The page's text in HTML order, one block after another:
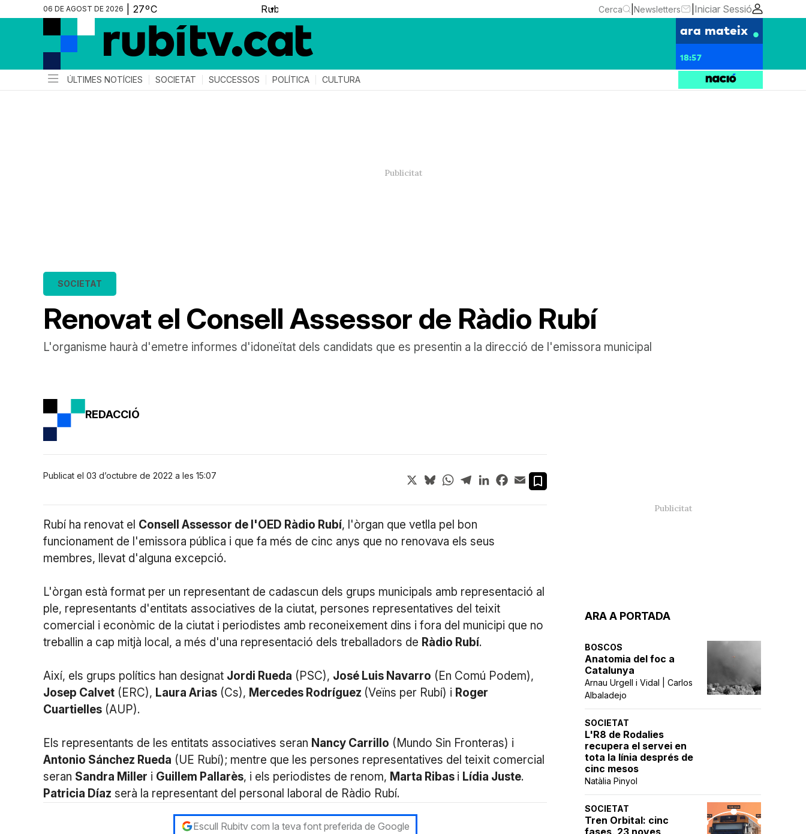
06 DE AGOST DE 2026 ▼ Cerca Newsletters Iniciar Sessió
ara mateix
18:57
ÚLTIMES NOTÍCIES SOCIETAT SUCCESSOS POLÍTICA CULTURA
Renovat el Consell Assessor de Ràdio Rubí
SOCIETAT
L'organisme haurà d'emetre informes d'idoneïtat dels candidats que es presentin a la direcció de l'emissora municipal
ARA A PORTADA
BOSCOS
Anatomia del foc a
Catalunya
Arnau Urgell i Vidal | Carlos
Albaladejo
SOCIETAT
L'R8 de Rodalies
recupera el servei en
tota la línia després de
cinc mesos
Natàlia Pinyol
SOCIETAT
Tren Orbital: cinc
fases, 23 noves
REDACCIÓ
Publicat el 03 d’octubre de 2022 a les 15:07 X BlueskyWhatsApp
TelegramLinkedInFacebook
Email
Rubí ha renovat el Consell Assessor de l'OED Ràdio Rubí, l'òrgan que vetlla pel bon
funcionament de l'emissora pública i que fa més de cinc anys que no renovava els seus
membres, llevat d'alguna excepció.
L'òrgan està format per un representant de cadascun dels grups municipals amb representació al
ple, representants d'entitats associatives de la ciutat, persones representatives del teixit
comercial i econòmic de la ciutat i periodistes amb reconeixement dins i fora del municipi que no
treballin a cap mitjà local, a més d'una representació dels treballadors de Ràdio Rubí.
Així, els grups polítics han designat Jordi Rueda (PSC), José Luis Navarro (En Comú Podem),
Josep Calvet (ERC), Laura Arias (Cs), Mercedes Rodríguez (Veïns per Rubí) i Roger
Cuartielles (AUP).
Els representants de les entitats associatives seran Nancy Carrillo (Mundo Sin Fronteras) i
Antonio Sánchez Rueda (UE Rubí); mentre que les persones representatives del teixit comercial
seran Sandra Miller i Guillem Pallarès, i els periodistes de renom, Marta Ribas i Lídia Juste.
Patricia Díaz serà la representant del personal laboral de Ràdio Rubí.
Escull Rubitv com la teva font preferida de Google